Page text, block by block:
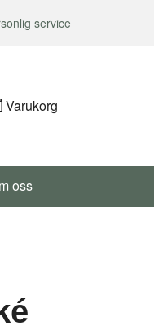
service
Varukorg
oss